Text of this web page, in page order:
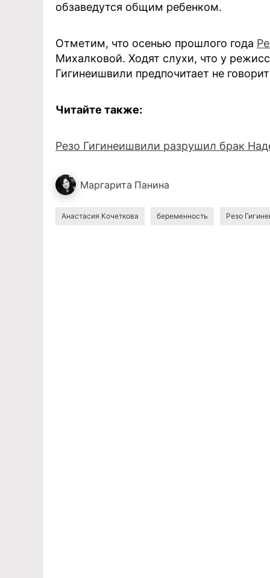
обзаведутся общим ребенком.
Отметим, что осенью прошлого года
Михалковой. Ходят слухи, что у
Гигинеишвили предпочитает не
Читайте также:
Резо Гигинеишвили разрушил брак
Маргарита Панина
Анастасия Кочеткова беременность Резо